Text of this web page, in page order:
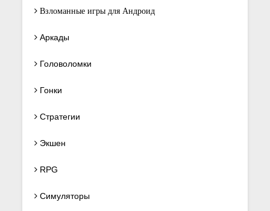
Взломанные игры для Андроид
Аркады
Головоломки
Гонки
Стратегии
Экшен
RPG
Симуляторы